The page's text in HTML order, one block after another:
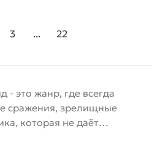
3 ... 22
это жанр, где всегда
сражения, зрелищные
которая не даёт
действовать решительно